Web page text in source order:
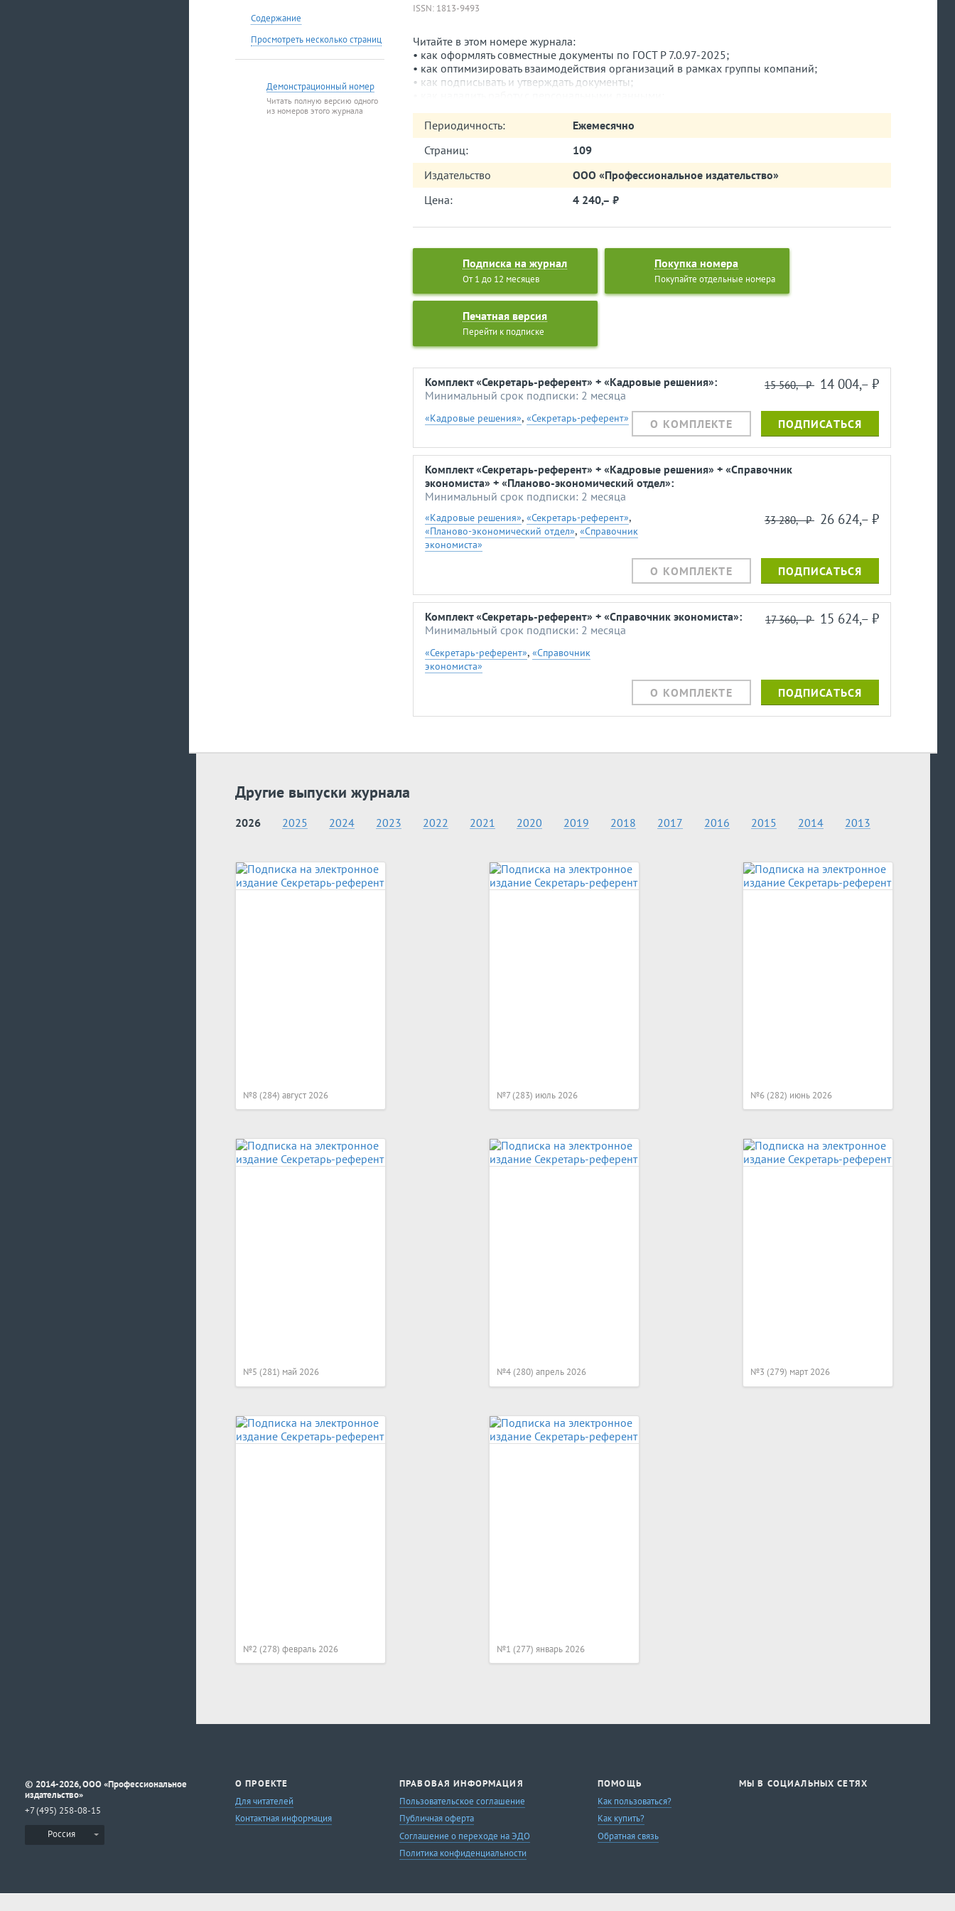
Содержание
Просмотреть несколько страниц
Демонстрационный номер
Читать полную версию одного
из номеров этого журнала
ISSN: 1813-9493
Читайте в этом номере журнала:
• как оформлять совместные документы по ГОСТ Р 7.0.97-2025;
• как оптимизировать взаимодействия организаций в рамках группы компаний;
• как подписывать и утверждать документы;
• как оформить приказ о направлении в служебную поездку в два города подряд.
Периодичность:
Ежемесячно
Страниц:
109
Издательство
ООО «Профессиональное издательство»
Цена:
4 240,– ⃏
Подписка на журнал
От 1 до 12 месяцев
Покупка номера
Покупайте отдельные номера
Печатная версия
Перейти к подписке
Комплект «Секретарь-референт» + «Кадровые решения»:
Минимальный срок подписки: 2 месяца
15 560,– ⃏ 14 004,– ⃏
«Кадровые решения», «Секретарь-референт» О КОМПЛЕКТЕ ПОДПИСАТЬСЯ
Комплект «Секретарь-референт» + «Кадровые решения» + «Справочник
экономиста» + «Планово-экономический отдел»:
Минимальный срок подписки: 2 месяца
33 280,– ⃏ 26 624,– ⃏
«Кадровые решения», «Секретарь-референт»,
«Планово-экономический отдел», «Справочник
экономиста»
О КОМПЛЕКТЕ ПОДПИСАТЬСЯ
Комплект «Секретарь-референт» + «Справочник экономиста»:
Минимальный срок подписки: 2 месяца
17 360,– ⃏ 15 624,– ⃏
«Секретарь-референт», «Справочник
экономиста»
О КОМПЛЕКТЕ ПОДПИСАТЬСЯ
Другие выпуски журнала
2026 2025 2024 2023 2022 2021 2020 2019 2018 2017 2016 2015 2014 2013
№8 (284) август 2026 №7 (283) июль 2026 №6 (282) июнь 2026
№5 (281) май 2026 №4 (280) апрель 2026 №3 (279) март 2026
№2 (278) февраль 2026 №1 (277) январь 2026
© 2014-2026, ООО «Профессиональное
издательство»
+7 (495) 258-08-15
Россия
О ПРОЕКТЕ
Для читателей
Контактная информация
ПРАВОВАЯ ИНФОРМАЦИЯ
Пользовательское соглашение
Публичная оферта
Соглашение о переходе на ЭДО
Политика конфиденциальности
ПОМОЩЬ
Как пользоваться?
Как купить?
Обратная связь
МЫ В СОЦИАЛЬНЫХ СЕТЯХ